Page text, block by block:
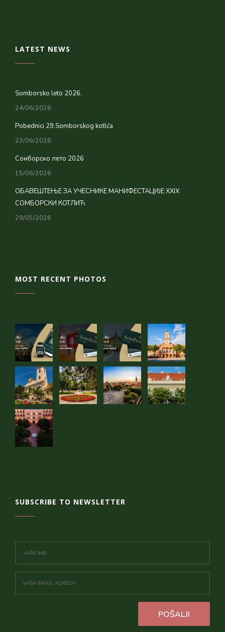
LATEST NEWS
Somborsko leto 2026.
24/06/2026
Pobednici 29.Somborskog kotlća
23/06/2026
Сомборско лето 2026
15/06/2026
ОБАВЕШТЕЊЕ ЗА УЧЕСНИКЕ МАНИФЕСТАЦИЈЕ XXIX
СОМБОРСКИ КОТЛИЋ
29/05/2026
MOST RECENT PHOTOS
SUBSCRIBE TO NEWSLETTER
POŠALJI